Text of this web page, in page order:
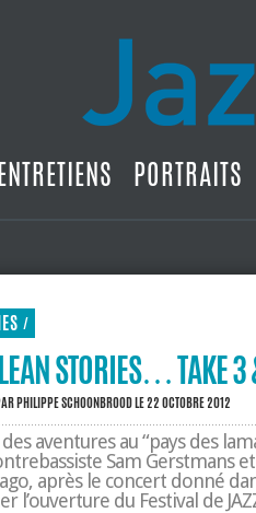
PORTRAITS
/
STORIES… TAKE 3
PHILIPPE SCHOONBROODLE 22 OCTOBRE 2012
aventures au “pays des
Sam Gerstmans
après le concert donné
l’ouverture du Festival de